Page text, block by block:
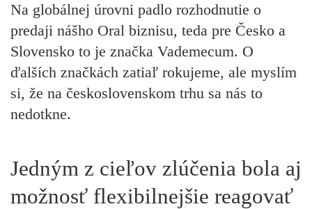
Na globálnej úrovni padlo rozhodnutie o
predaji nášho Oral biznisu, teda pre Česko a
Slovensko to je značka Vademecum. O
ďalších značkách zatiaľ rokujeme, ale myslím
si, že na československom trhu sa nás to
nedotkne.
Jedným z cieľov zlúčenia bola aj
možnosť flexibilnejšie reagovať